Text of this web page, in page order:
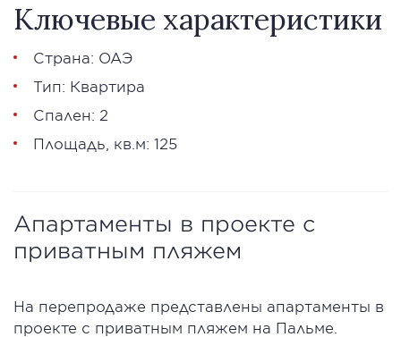
Ключевые характеристики
Страна: ОАЭ
Тип: Квартира
Спален: 2
Площадь, кв.м: 125
Апартаменты в проекте с
приватным пляжем
На перепродаже представлены апартаменты в
проекте с приватным пляжем на Пальме.